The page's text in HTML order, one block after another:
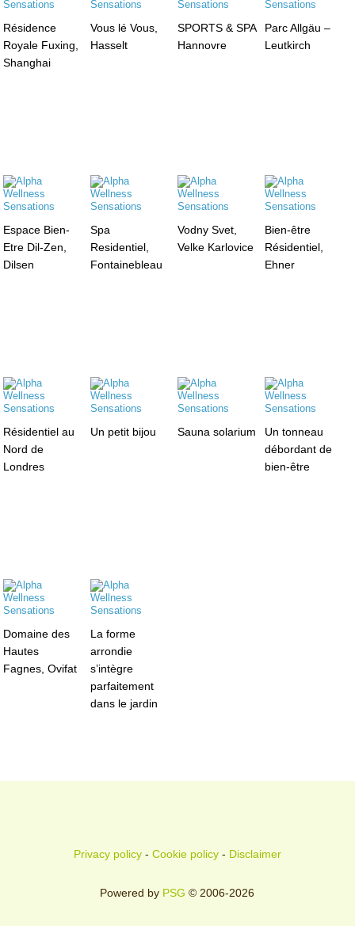
Résidence
Royale Fuxing,
Shanghai
Vous lé Vous,
Hasselt
SPORTS & SPA
Hannovre
Parc Allgäu –
Leutkirch
Espace Bien-
Etre Dil-Zen,
Dilsen
Spa
Residentiel,
Fontainebleau
Vodny Svet,
Velke Karlovice
Bien-être
Résidentiel,
Ehner
Résidentiel au
Nord de
Londres
Un petit bijou Sauna solarium
Un tonneau
débordant de
bien-être
Domaine des
Hautes
Fagnes, Ovifat
La forme
arrondie
s’intègre
parfaitement
dans le jardin
Privacy policy- Cookie policy- Disclaimer
Powered by PSG © 2006-2026